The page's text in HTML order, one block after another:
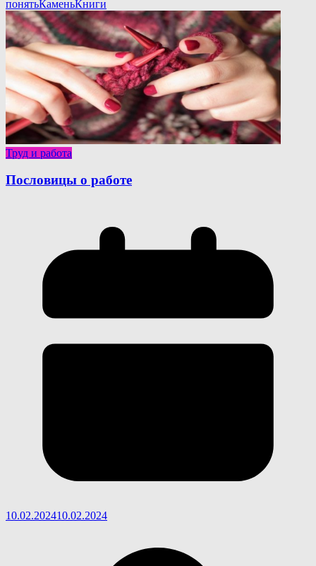
понятьКаменьКниги
Труд и работа
Пословицы о работе
10.02.202410.02.2024